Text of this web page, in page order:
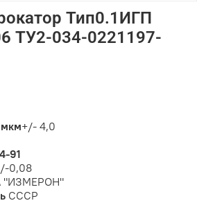
Тип0.1ИГП
ТУ2-034-0221197-
+/- 4,0
91
0,08
"ИЗМЕРОН"
СССР